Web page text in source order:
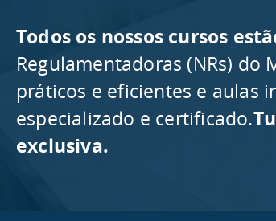
Todos os nossos cursos
Regulamentadoras (NRs)
práticos e eficientes e aulas
especializado e certificado.
exclusiva.